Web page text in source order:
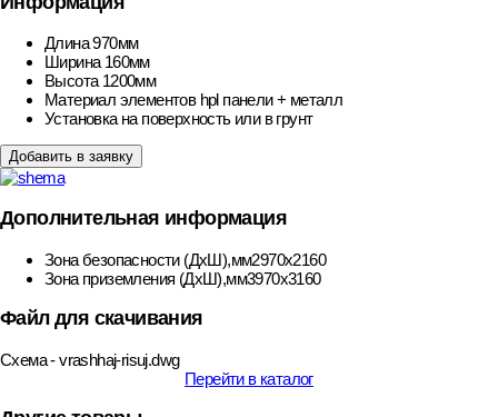
Длина 970мм
Ширина 160мм
Высота 1200мм
Материал элементов hpl панели + металл
Установка на поверхность или в грунт
Добавить в заявку
Дополнительная информация
Зона безопасности (ДхШ),мм2970х2160
Зона приземления (ДхШ),мм3970х3160
Файл для скачивания
Схема - vrashhaj-risuj.dwg
Перейти в каталог